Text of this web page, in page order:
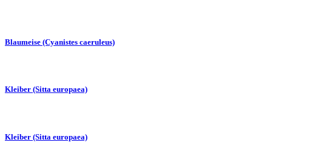
Blaumeise (Cyanistes caeruleus)
Kleiber (Sitta europaea)
Kleiber (Sitta europaea)